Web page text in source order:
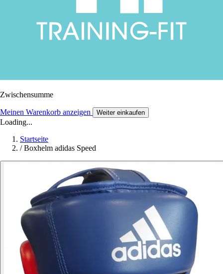
Zwischensumme
Meinen Warenkorb anzeigen Weiter einkaufen
Loading...
Startseite
/ Boxhelm adidas Speed